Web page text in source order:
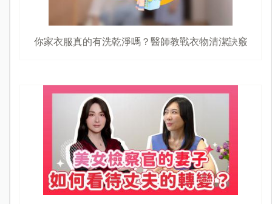
你家衣服真的有洗乾淨嗎？醫師教戰衣物清潔訣竅